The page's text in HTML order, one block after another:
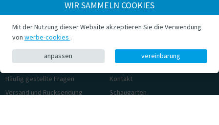
Kundenservice
Häufig gestellte Fragen
Versand und Rücksendung
Über Trampolinshop
Kontakt
Schaugarten
WIR SAMMELN COOKIES
Mit der Nutzung dieser Website akzeptieren Sie die Verwendung
von werbe-cookies .
anpassen vereinbarung